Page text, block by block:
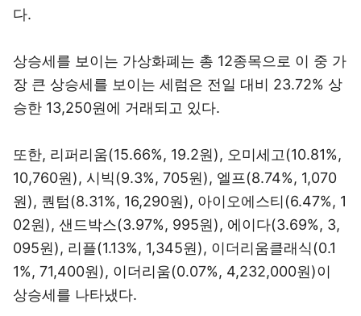
다.
상승세를 보이는 가상화폐는 총 12종목으로 이 중 가
장 큰 상승세를 보이는 세럼은 전일 대비 23.72% 상
승한 13,250원에 거래되고 있다.
또한, 리퍼리움(15.66%, 19.2원), 오미세고(10.81%,
10,760원), 시빅(9.3%, 705원), 엘프(8.74%, 1,070
원), 퀀텀(8.31%, 16,290원), 아이오에스티(6.47%, 1
02원), 샌드박스(3.97%, 995원), 에이다(3.69%, 3,
095원), 리플(1.13%, 1,345원), 이더리움클래식(0.1
1%, 71,400원), 이더리움(0.07%, 4,232,000원)이
상승세를 나타냈다.